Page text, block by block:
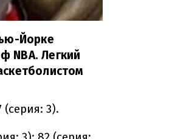
Йорке
NBA. Легкий
3).